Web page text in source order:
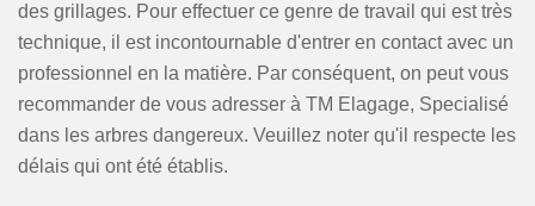
des grillages. Pour effectuer ce genre de travail qui est très
technique, il est incontournable d'entrer en contact avec un
professionnel en la matière. Par conséquent, on peut vous
recommander de vous adresser à TM Elagage, Specialisé
dans les arbres dangereux. Veuillez noter qu'il respecte les
délais qui ont été établis.